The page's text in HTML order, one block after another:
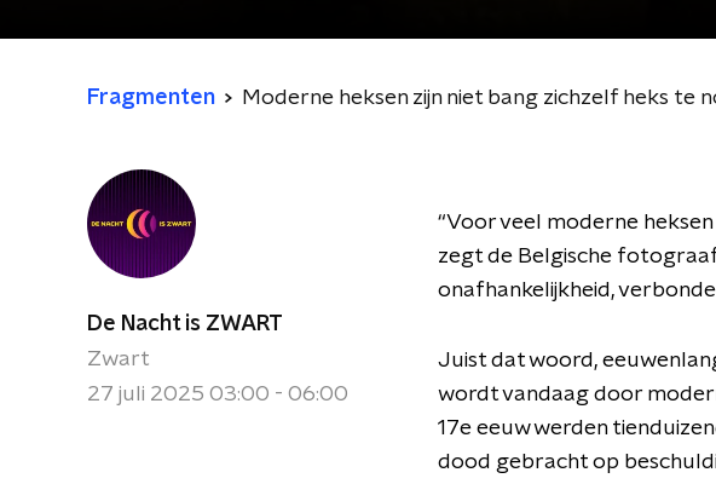
Fragmenten Moderne heksen zijn niet bang zichzelf heks te
De Nacht is ZWART
Zwart
27 juli 2025 03:00 - 06:00
“Voor veel moderne
zegt de Belgische
onafhankelijkheid,
Juist dat woord,
wordt vandaag door
17e eeuw werden
dood gebracht op